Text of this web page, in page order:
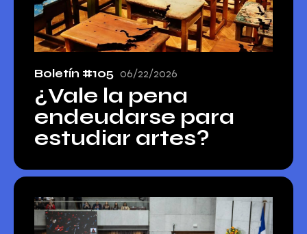
Boletín #105 06/22/2026
¿Vale la pena
endeudarse para
estudiar artes?